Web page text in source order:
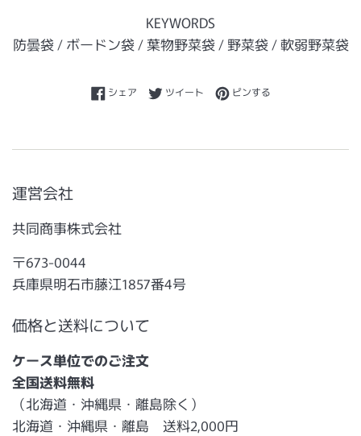
KEYWORDS
防曇袋 / ボードン袋 / 葉物野菜袋 / 野菜袋 / 軟弱野菜袋
シェアFacebookでシェアする
ツイートTwitterに投稿する
ピンするPinterestでピンする
運営会社
共同商事株式会社
〒673-0044
兵庫県明石市藤江1857番4号
価格と送料について
ケース単位でのご注文
全国送料無料
（北海道・沖縄県・離島除く）
北海道・沖縄県・離島 送料2,000円